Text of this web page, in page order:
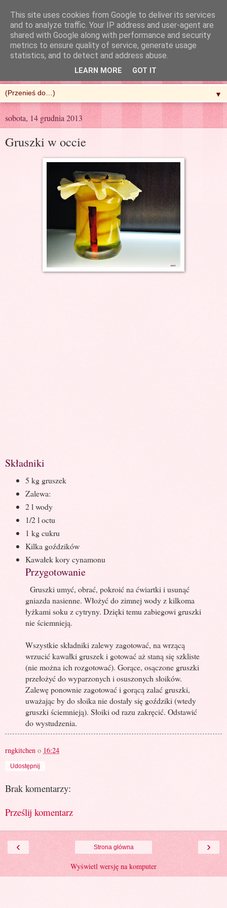
R'n'G Kitchen
▼
sobota, 14 grudnia 2013
Gruszki w occie
Składniki
5 kg gruszek
Zalewa:
2 l wody
1/2 l octu
1 kg cukru
Kilka goździków
Kawałek kory cynamonu
Przygotowanie
Gruszki umyć, obrać, pokroić na ćwiartki i usunąć
gniazda nasienne. Włożyć do zimnej wody z kilkoma
łyżkami soku z cytryny. Dzięki temu zabiegowi gruszki
nie ściemnieją.
Wszystkie składniki zalewy zagotować, na wrzącą
wrzucić kawałki gruszek i gotować aż staną się szkliste
(nie można ich rozgotować). Gorące, osączone gruszki
przełożyć do wyparzonych i osuszonych słoików.
Zalewę ponownie zagotować i gorącą zalać gruszki,
uważając by do słoika nie dostały się goździki (wtedy
gruszki ściemnieją). Słoiki od razu zakręcić. Odstawić
do wystudzenia.
rngkitchen o 16:24
Udostępnij
Brak komentarzy:
Prześlij komentarz
‹ ›
Strona główna
Wyświetl wersję na komputer
This site uses cookies from Google to deliver its services
and to analyze traffic. Your IP address and user-agent are
shared with Google along with performance and security
metrics to ensure quality of service, generate usage
statistics, and to detect and address abuse.
LEARN MORE GOT IT